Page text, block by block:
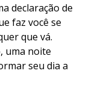
declaração de
faz você se
que vá.
uma noite
seu dia a